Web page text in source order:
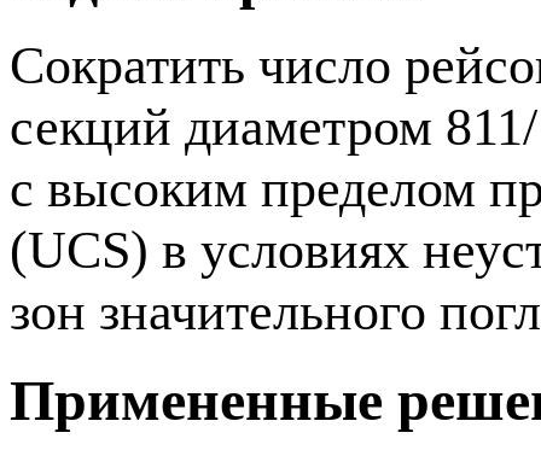
Сократить число
секций диаметром
с высоким пределом
(UCS) в условиях
зон значительного
Примененные